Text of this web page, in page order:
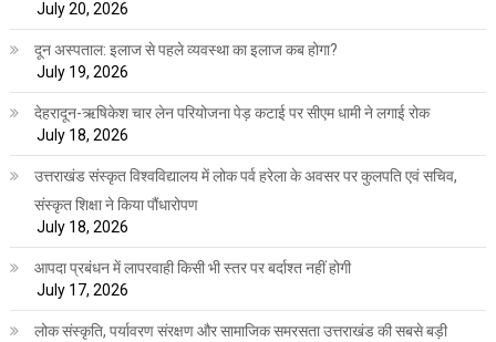
July 20, 2026
दून अस्पताल: इलाज से पहले व्यवस्था का इलाज कब होगा?
July 19, 2026
देहरादून-ऋषिकेश चार लेन परियोजना पेड़ कटाई पर सीएम धामी ने लगाई रोक
July 18, 2026
उत्तराखंड संस्कृत विश्वविद्यालय में लोक पर्व हरेला के अवसर पर कुलपति एवं सचिव,
संस्कृत शिक्षा ने किया पौंधारोपण
July 18, 2026
आपदा प्रबंधन में लापरवाही किसी भी स्तर पर बर्दाश्त नहीं होगी
July 17, 2026
लोक संस्कृति, पर्यावरण संरक्षण और सामाजिक समरसता उत्तराखंड की सबसे बड़ी